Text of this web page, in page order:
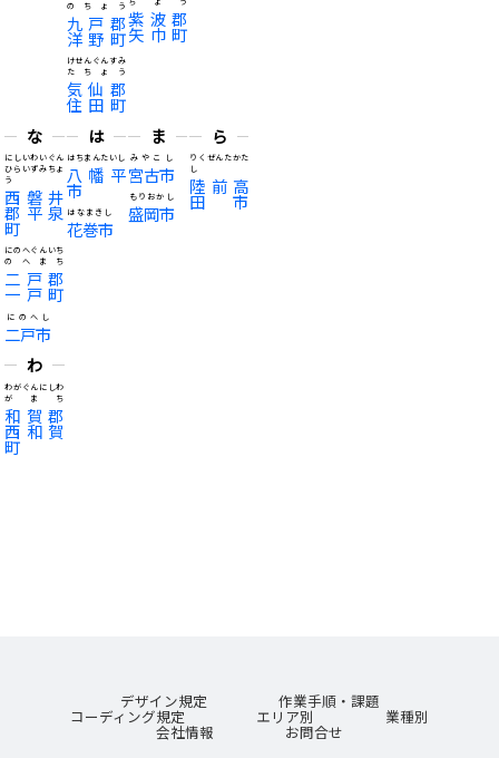
九戸郡
洋野町
のちょう
気仙郡
住田町
けせんぐんすみ
たちょう
紫波郡
矢巾町
な
西磐井
郡平泉
町
にしいわいぐん
ひらいずみちょ
う
二戸郡
一戸町
にのへぐんいち
のへまち
二戸市
にのへし
は
八幡平
市
はちまんたいし
花巻市
はなまきし
ま
宮古市
みやこし
盛岡市
もりおかし
ら
陸前高
田市
りくぜんたかた
し
わ
和賀郡
西和賀
町
わがぐんにしわ
がまち
デザイン規定 作業手順・課題
コーディング規定 エリア別 業種別
会社情報 お問合せ